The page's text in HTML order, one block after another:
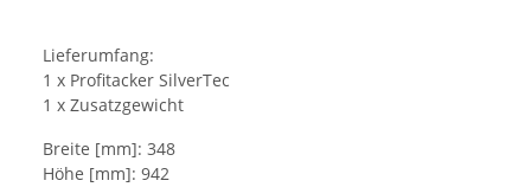
Lieferumfang:
1 x Profitacker SilverTec
1 x Zusatzgewicht
Breite [mm]: 348
Höhe [mm]: 942